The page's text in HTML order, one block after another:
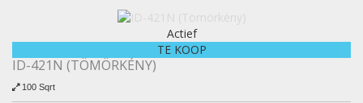
Actief
TE KOOP
ID-421N (TÖMÖRKÉNY)
100 Sqrt